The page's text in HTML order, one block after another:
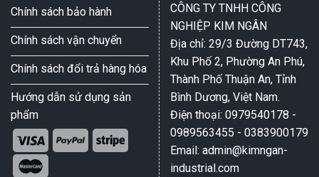
Chính sách bảo hành
Chính sách vận chuyển
Chính sách đổi trả hàng hóa
Hướng dẫn sử dụng sản
phẩm
CÔNG TY TNHH CÔNG
NGHIỆP KIM NGÂN
Địa chỉ: 29/3 Đường DT743,
Khu Phố 2, Phường An Phú,
Thành Phố Thuận An, Tỉnh
Bình Dương, Việt Nam.
Điện thoại: 0979540178 -
0989563455 - 0383900179
Email: admin@kimngan-
industrial.com